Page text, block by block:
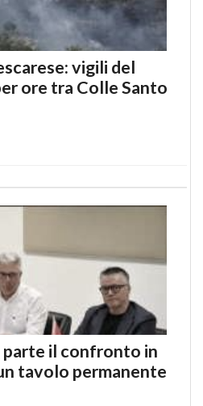
vigili del
ore tra Colle Santo
parte il confronto in
tavolo permanente